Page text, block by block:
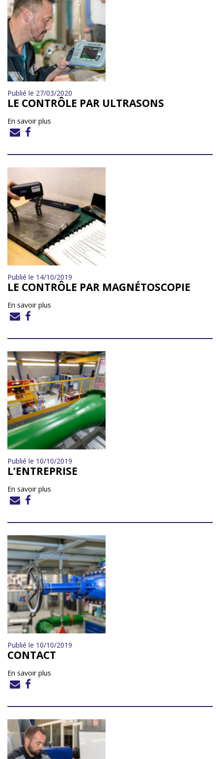
Publié le 27/03/2020
LE CONTRÔLE PAR ULTRASONS
En savoir plus
Publié le 14/10/2019
LE CONTRÔLE PAR MAGNÉTOSCOPIE
En savoir plus
Publié le 10/10/2019
L’ENTREPRISE
En savoir plus
Publié le 10/10/2019
CONTACT
En savoir plus